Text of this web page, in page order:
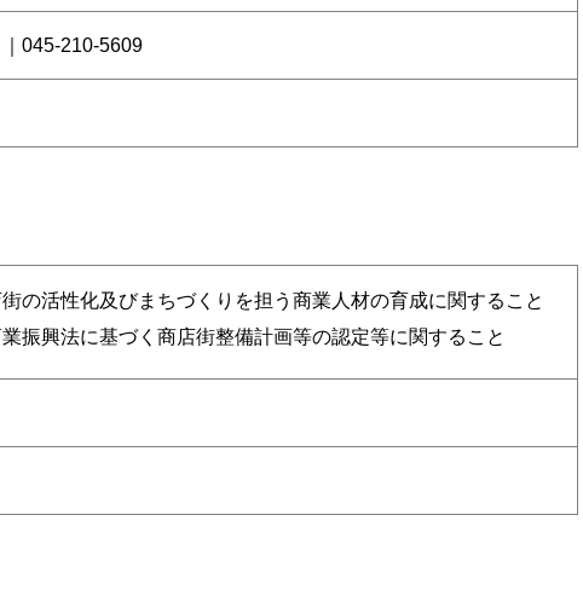
045-210-5609
の活性化及びまちづくりを担う商業人材の育成に関すること
振興法に基づく商店街整備計画等の認定等に関すること